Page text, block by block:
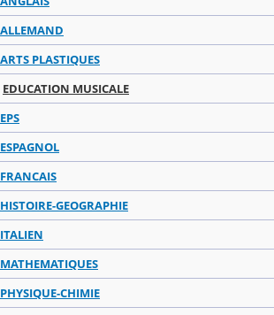
ALLEMAND
ARTS PLASTIQUES
EDUCATION MUSICALE
EPS
ESPAGNOL
FRANCAIS
HISTOIRE-GEOGRAPHIE
ITALIEN
MATHEMATIQUES
PHYSIQUE-CHIMIE